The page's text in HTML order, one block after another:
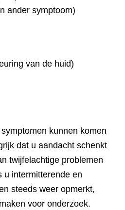
ander symptoom)
van de huid)
dat u aandacht schenkt
twijfelachtige problemen
u intermitterende en
steeds weer opmerkt,
voor onderzoek.